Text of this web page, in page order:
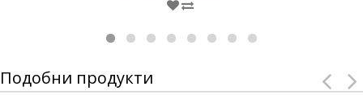
Подобни продукти